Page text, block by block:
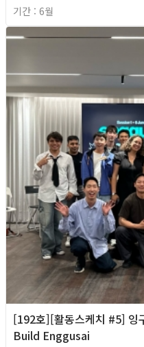
기간 : 6월
[192호][활동스케치 #5] 잉
Build Enggusai